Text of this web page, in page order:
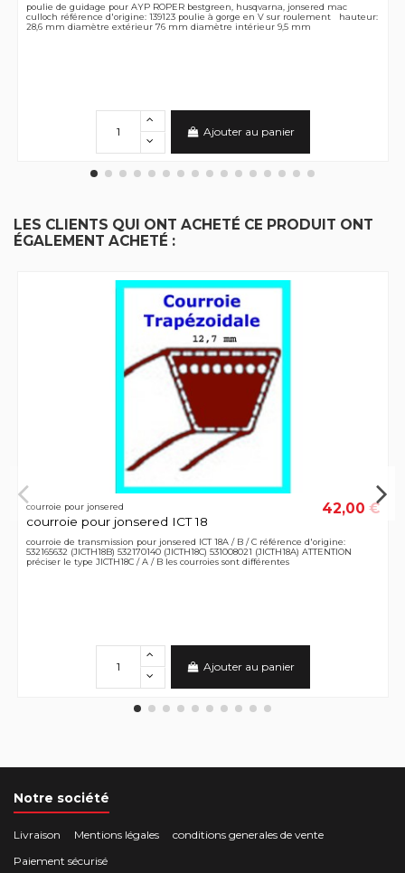
poulie de guidage pour AYP ROPER bestgreen, husqvarna, jonsered mac
culloch référence d'origine: 139123 poulie à gorge en V sur roulement hauteur:
28,6 mm diamètre extérieur 76 mm diamètre intérieur 9,5 mm
Ajouter au panier
LES CLIENTS QUI ONT ACHETÉ CE PRODUIT ONT
ÉGALEMENT ACHETÉ :
courroie pour jonsered
courroie pour jonsered ICT 18
42,00 €
courroie de transmission pour jonsered ICT 18A / B / C référence d'origine:
532165632 (JICTH18B) 532170140 (JICTH18C) 531008021 (JICTH18A) ATTENTION
préciser le type JICTH18C / A / B les courroies sont différentes
Ajouter au panier
Notre société
Livraison Mentions légales
conditions generales de vente
Paiement sécurisé